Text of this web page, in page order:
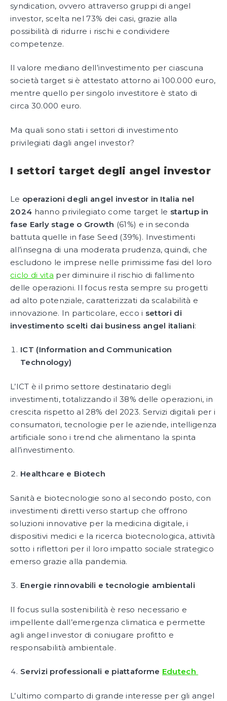
syndication, ovvero attraverso gruppi di angel
investor, scelta nel 73% dei casi, grazie alla
possibilità di ridurre i rischi e condividere
competenze.
Il valore mediano dell’investimento per ciascuna
società target si è attestato attorno ai 100.000 euro,
mentre quello per singolo investitore è stato di
circa 30.000 euro.
Ma quali sono stati i settori di investimento
privilegiati dagli angel investor?
I settori target degli angel investor
Le operazioni degli angel investor in Italia nel
2024 hanno privilegiato come target le startup in
fase Early stage o Growth (61%) e in seconda
battuta quelle in fase Seed (39%). Investimenti
all’insegna di una moderata prudenza, quindi, che
escludono le imprese nelle primissime fasi del loro
ciclo di vita per diminuire il rischio di fallimento
delle operazioni. Il focus resta sempre su progetti
ad alto potenziale, caratterizzati da scalabilità e
innovazione. In particolare, ecco i settori di
investimento scelti dai business angel italiani:
ICT (Information and Communication
Technology)
L’ICT è il primo settore destinatario degli
investimenti, totalizzando il 38% delle operazioni, in
crescita rispetto al 28% del 2023. Servizi digitali per i
consumatori, tecnologie per le aziende, intelligenza
artificiale sono i trend che alimentano la spinta
all’investimento.
Healthcare e Biotech
Sanità e biotecnologie sono al secondo posto, con
investimenti diretti verso startup che offrono
soluzioni innovative per la medicina digitale, i
dispositivi medici e la ricerca biotecnologica, attività
sotto i riflettori per il loro impatto sociale strategico
emerso grazie alla pandemia.
Energie rinnovabili e tecnologie ambientali
Il focus sulla sostenibilità è reso necessario e
impellente dall’emergenza climatica e permette
agli angel investor di coniugare profitto e
responsabilità ambientale.
Servizi professionali e piattaforme Edutech
L’ultimo comparto di grande interesse per gli angel